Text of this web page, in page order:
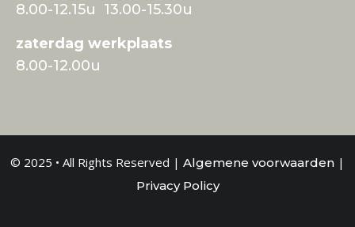
8.00-12.15u 13.00-15.30u
zaterdag werkplaats
8.00-12.00u
© 2025 • All Rights Reserved | Algemene voorwaarden |
Privacy Policy